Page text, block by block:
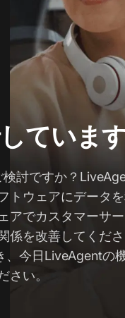
ていま
討ですか？
トウェアにデータ
アでカスタマーサ
係を改善してくだ
、今日LiveAgentの
さい。